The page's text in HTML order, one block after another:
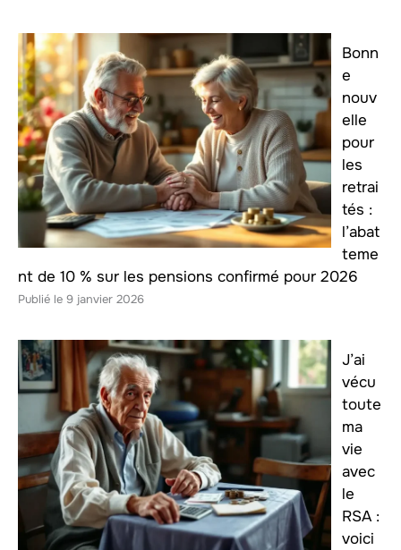
Bonn
e
nouv
elle
pour
les
retrai
tés :
l’abat
teme
nt de 10 % sur les pensions confirmé pour 2026
9 janvier 2026
J’ai
vécu
toute
ma
vie
avec
le
RSA :
voici